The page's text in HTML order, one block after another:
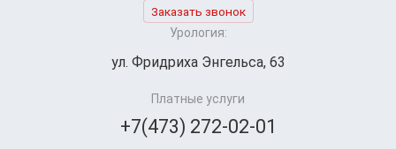
Заказать звонок
Урология:
ул. Фридриха Энгельса, 63
Платные услуги
+7(473) 272-02-01